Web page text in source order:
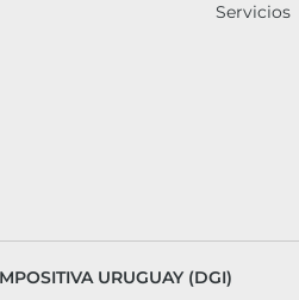
Servicios
URUGUAY (DGI)